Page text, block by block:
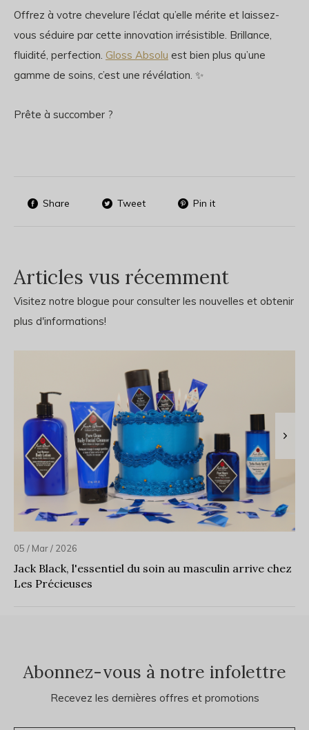
Offrez à votre chevelure l’éclat qu’elle mérite et laissez-
vous séduire par cette innovation irrésistible. Brillance,
fluidité, perfection. Gloss Absolu est bien plus qu’une
gamme de soins, c’est une révélation. ✨
Prête à succomber ?
Share Tweet Pin it
Articles vus récemment
Visitez notre blogue pour consulter les nouvelles et obtenir
plus d'informations!
05 / Mar / 2026
Jack Black, l'essentiel du soin au masculin arrive chez
Les Précieuses
Abonnez-vous à notre infolettre
Recevez les dernières offres et promotions